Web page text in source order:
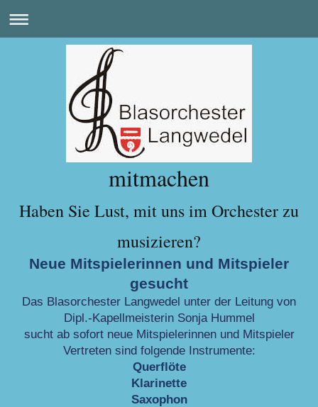
mitmachen
Haben Sie Lust, mit uns im Orchester zu
musizieren?
Neue Mitspielerinnen und Mitspieler
gesucht
Das Blasorchester Langwedel unter der Leitung von
Dipl.-Kapellmeisterin Sonja Hummel
sucht ab sofort neue Mitspielerinnen und Mitspieler
Vertreten sind folgende Instrumente:
Querflöte
Klarinette
Saxophon